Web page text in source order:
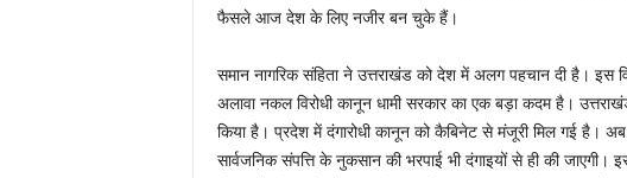
फैसले आज देश के लिए नजीर बन चुके हैं।
समान नागरिक संहिता ने उत्तराखंड को देश में अलग पहचान दी है।
अलावा नकल विरोधी कानून धामी सरकार का एक बड़ा कदम है।
किया है। प्रदेश में दंगारोधी कानून को कैबिनेट से मंजूरी मिल गई है। अब
सार्वजनिक संपत्ति के नुकसान की भरपाई भी दंगाइयों से ही की